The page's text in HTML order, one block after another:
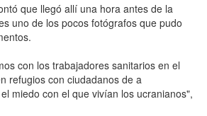
que llegó allí una hora antes de la
uno de los pocos fotógrafos que pudo
con los trabajadores sanitarios en el
refugios con ciudadanos de a
miedo con el que vivían los ucranianos",